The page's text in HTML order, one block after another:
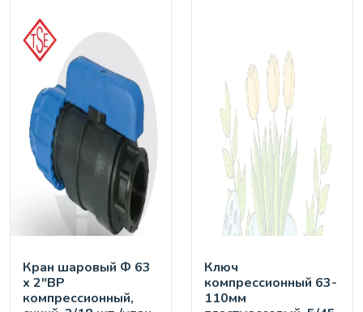
Кран шaровый Ф 63
х 2"ВР
компрессионный,
Ключ
компрессионный 63-
110мм